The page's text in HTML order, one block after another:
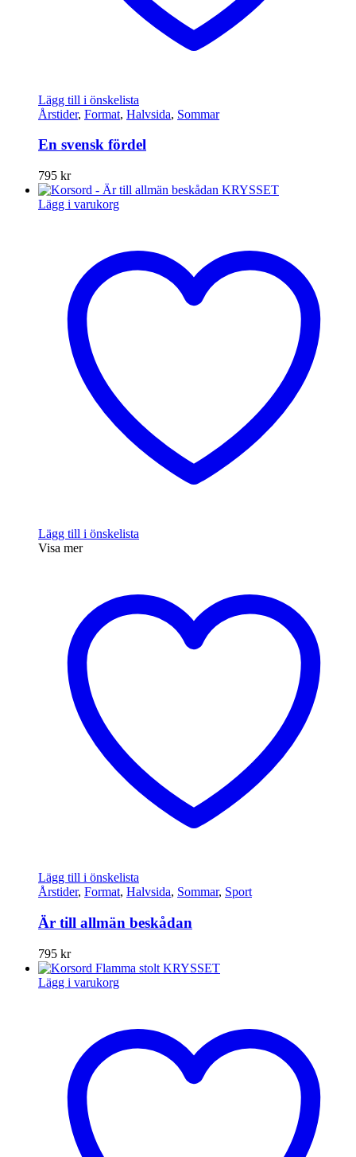
Lägg till i önskelista
Årstider, Format, Halvsida, Sommar
En svensk fördel
795 kr
Lägg i varukorg
Lägg till i önskelista
Visa mer
Lägg till i önskelista
Årstider, Format, Halvsida, Sommar, Sport
Är till allmän beskådan
795 kr
Lägg i varukorg